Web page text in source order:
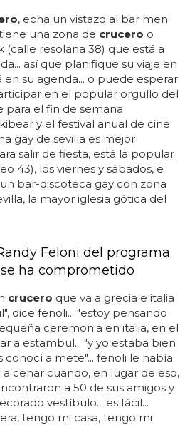
, echa un vistazo al bar men
una zona de crucero o
(calle resolana 38) que está a
así que planifique su viaje en
su agenda... o puede esperar
en el popular orgullo del
el fin de semana
y el festival anual de cine
gay de sevilla es mejor
salir de fiesta, está la popular
43), los viernes y sábados, e
bar-discoteca gay con zona
la mayor iglesia gótica del
Feloni del programa
ha comprometido
crucero que va a grecia e italia
dice fenoli... "estoy pensando
ceremonia en italia, en el
a estambul... "y yo estaba bien
conocí a mete"... fenoli le había
cenar cuando, en lugar de eso,
a 50 de sus amigos y
vestíbulo... es fácil...
tengo mi casa, tengo mi